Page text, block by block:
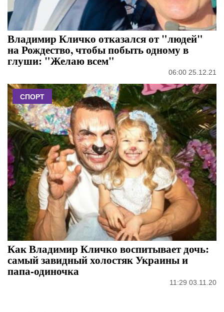
Владимир Кличко отказался от "людей"
на Рождество, чтобы побыть одному в
глуши: "Желаю всем"
06:00 25.12.21
СПОРТ
Как Владимир Кличко воспитывает дочь:
самый завидный холостяк Украины и
папа-одиночка
11:29 03.11.20